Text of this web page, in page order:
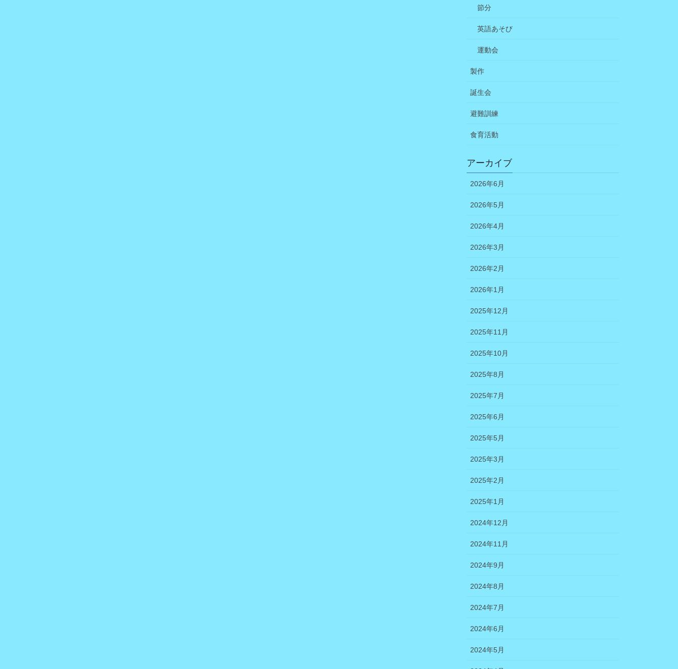
節分
英語あそび
運動会
製作
誕生会
避難訓練
食育活動
アーカイブ
2026年6月
2026年5月
2026年4月
2026年3月
2026年2月
2026年1月
2025年12月
2025年11月
2025年10月
2025年8月
2025年7月
2025年6月
2025年5月
2025年3月
2025年2月
2025年1月
2024年12月
2024年11月
2024年9月
2024年8月
2024年7月
2024年6月
2024年5月